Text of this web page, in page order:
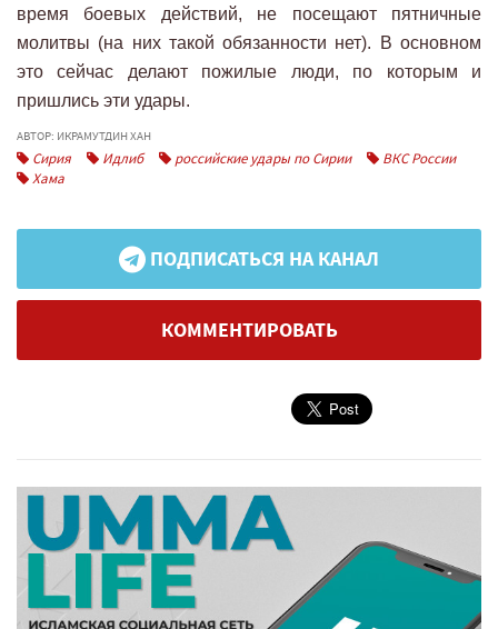
время боевых действий, не посещают пятничные
молитвы (на них такой обязанности нет). В основном
это сейчас делают пожилые люди, по которым и
пришлись эти удары.
АВТОР: ИКРАМУТДИН ХАН
Сирия Идлиб российские удары по Сирии
ВКС России
Хама
ПОДПИСАТЬСЯ НА КАНАЛ
КОММЕНТИРОВАТЬ